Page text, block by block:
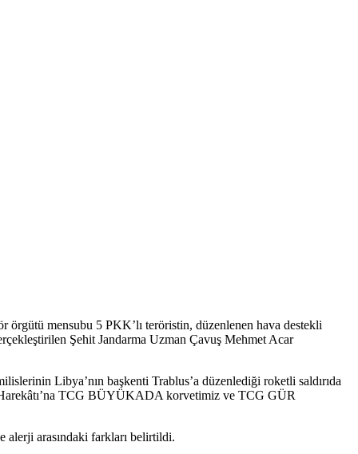
örgütü mensubu 5 PKK’lı teröristin, düzenlenen hava destekli
Şehit Jandarma Uzman Çavuş Mehmet Acar
Libya’nın başkenti Trablus’a düzenlediği roketli saldırıda
Harekâtı’na TCG BÜYÜKADA korvetimiz ve TCG GÜR
alerji arasındaki farkları belirtildi.